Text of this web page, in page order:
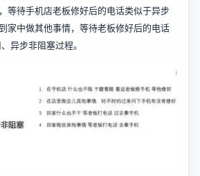
等待手机店老板修好后的电话类似于异步
家中做其他事情，等待老板修好后的电话
异步非阻塞过程。